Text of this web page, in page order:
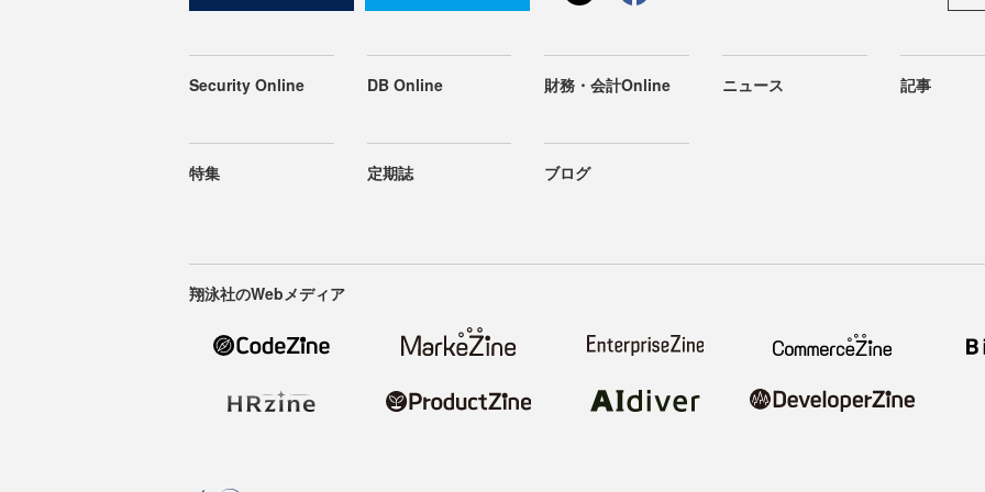
Security Online DB Online 財務・会計Online ニュース 記事
特集 定期誌 ブログ
翔泳社のWebメディア